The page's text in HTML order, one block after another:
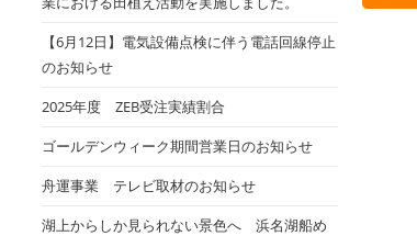
【6月12日】電気設備点検に伴う電話回線停止
のお知らせ
2025年度 ZEB受注実績割合
ゴールデンウィーク期間営業日のお知らせ
舟運事業 テレビ取材のお知らせ
湖上からしか見られない景色へ 浜名湖船め